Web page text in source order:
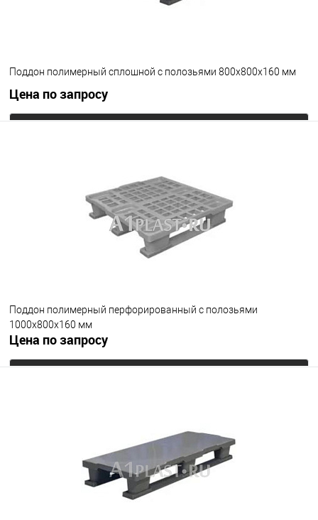
Поддон полимерный сплошной с полозьями 800х800х160 мм
Цена по запросу
Поддон полимерный перфорированный с полозьями
1000х800х160 мм
Цена по запросу